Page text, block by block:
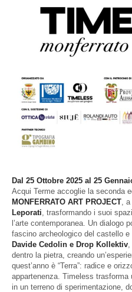
Dal 25 Ottobre 2025 al 25
Acqui Terme accoglie la seconda
MONFERRATO ART PROJECT ,
Leporati , trasformando i suoi
l’arte contemporanea. Un dialogo
fascino archeologico del castello
Davide Cedolin e Drop Kollektiv
dentro la pietra, creando
quest’anno è “Terra”: radice e
appartenenza. Timeless
in un terreno di sperimentazione,